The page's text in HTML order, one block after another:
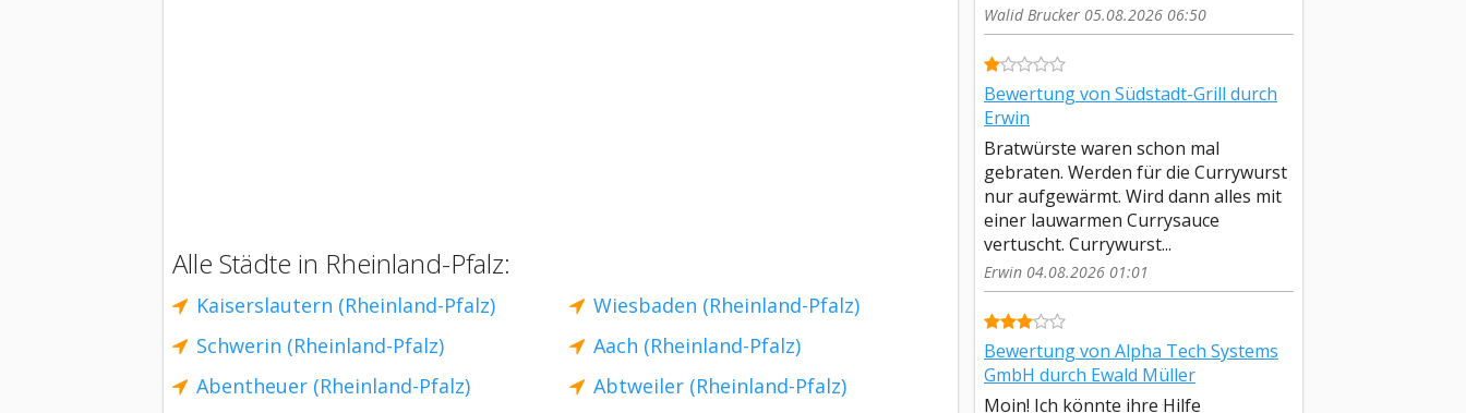
Alle Städte in Rheinland-Pfalz:
Kaiserslautern (Rheinland-Pfalz)
Wiesbaden (Rheinland-Pfalz)
Schwerin (Rheinland-Pfalz)
Aach (Rheinland-Pfalz)
Abentheuer (Rheinland-Pfalz)
Abtweiler (Rheinland-Pfalz)
Walid Brucker 05.08.2026 06:50
Bewertung von Südstadt-Grill durch
Erwin
Bratwürste waren schon mal
gebraten. Werden für die Currywurst
nur aufgewärmt. Wird dann alles mit
einer lauwarmen Currysauce
vertuscht. Currywurst...
Erwin 04.08.2026 01:01
Bewertung von Alpha Tech Systems
GmbH durch Ewald Müller
Moin! Ich könnte ihre Hilfe